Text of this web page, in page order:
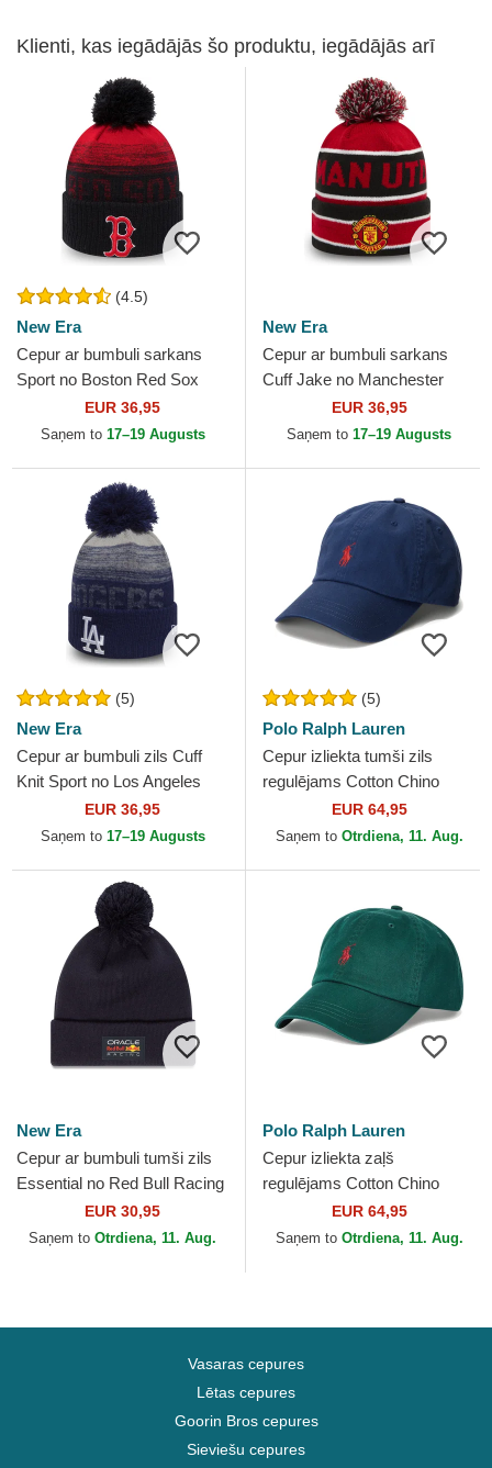
Klienti, kas iegādājās šo produktu, iegādājās arī
(4.5)
New Era
Cepur ar bumbuli sarkans
Sport no Boston Red Sox
MLB no New Era
EUR 36,95
Saņem to 17–19 Augusts
New Era
Cepur ar bumbuli sarkans
Cuff Jake no Manchester
United Football Club Premier
League no New Era
EUR 36,95
Saņem to 17–19 Augusts
(5)
New Era
Cepur ar bumbuli zils Cuff
Knit Sport no Los Angeles
Dodgers MLB no New Era
EUR 36,95
Saņem to 17–19 Augusts
(5)
Polo Ralph Lauren
Cepur izliekta tumši zils
regulējams Cotton Chino
Classic Sport no Polo Ralph
Lauren
EUR 64,95
Saņem to Otrdiena, 11. Aug.
New Era
Cepur ar bumbuli tumši zils
Essential no Red Bull Racing
Formula 1 no New Era
EUR 30,95
Saņem to Otrdiena, 11. Aug.
Polo Ralph Lauren
Cepur izliekta zaļš
regulējams Cotton Chino
Classic Sport no Polo Ralph
Lauren
EUR 64,95
Saņem to Otrdiena, 11. Aug.
Vasaras cepures
Lētas cepures
Goorin Bros cepures
Sieviešu cepures